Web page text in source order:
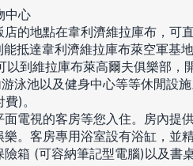
中心
店的地點在韋利濟維拉庫布，可
抵達韋利濟維拉庫布萊空軍基
到維拉庫布萊高爾夫俱樂部，
泳池以及健身中心等等休閒設
)。
電視的客房等您入住。房內提
。客房專用浴室設有浴缸，並
箱 (可容納筆記型電腦)以及書桌